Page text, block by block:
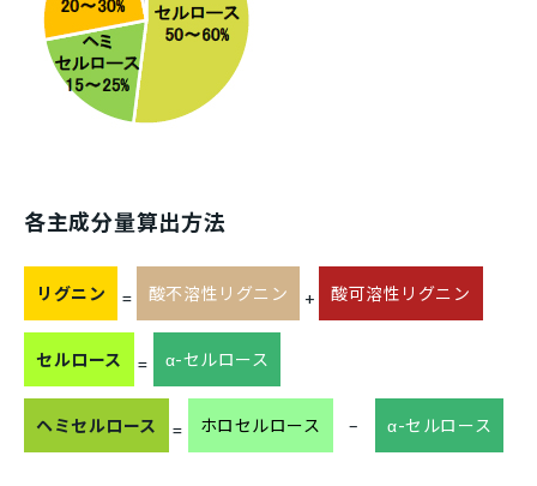
各主成分量算出方法
リグニン = 酸不溶性リグニン + 酸可溶性リグニン
セルロース = α-セルロース
ヘミセルロース = ホロセルロース – α-セルロース